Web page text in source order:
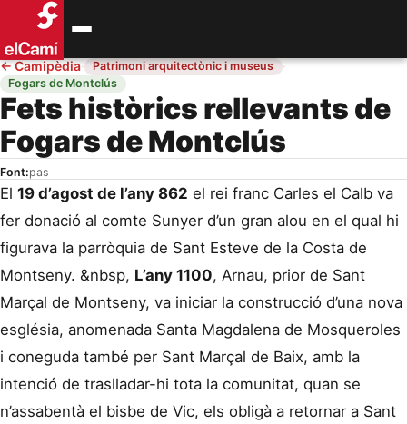
←Camipèdia· Patrimoni arquitectònic i museus ·
Fogars de Montclús
Fets històrics rellevants de
Fogars de Montclús
Font:pas
El 19 d’agost de l’any 862 el rei franc Carles el Calb va
fer donació al comte Sunyer d’un gran alou en el qual hi
figurava la parròquia de Sant Esteve de la Costa de
Montseny. &nbsp, L’any 1100, Arnau, prior de Sant
Marçal de Montseny, va iniciar la construcció d’una nova
església, anomenada Santa Magdalena de Mosqueroles
i coneguda també per Sant Marçal de Baix, amb la
intenció de traslladar-hi tota la comunitat, quan se
n’assabentà el bisbe de Vic, els obligà a retornar a Sant